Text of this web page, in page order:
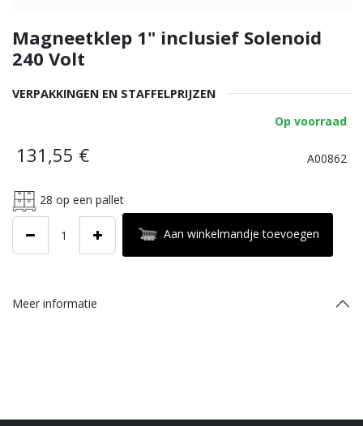
Magneetklep 1" inclusief Solenoid
240 Volt
VERPAKKINGEN EN STAFFELPRIJZEN
Op voorraad
131,55 € A00862
28 op een pallet
Aan winkelmandje toevoegen
Meer informatie